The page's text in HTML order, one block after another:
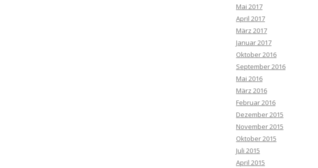
Mai 2017
April 2017
März 2017
Januar 2017
Oktober 2016
September 2016
Mai 2016
März 2016
Februar 2016
Dezember 2015
November 2015
Oktober 2015
Juli 2015
April 2015